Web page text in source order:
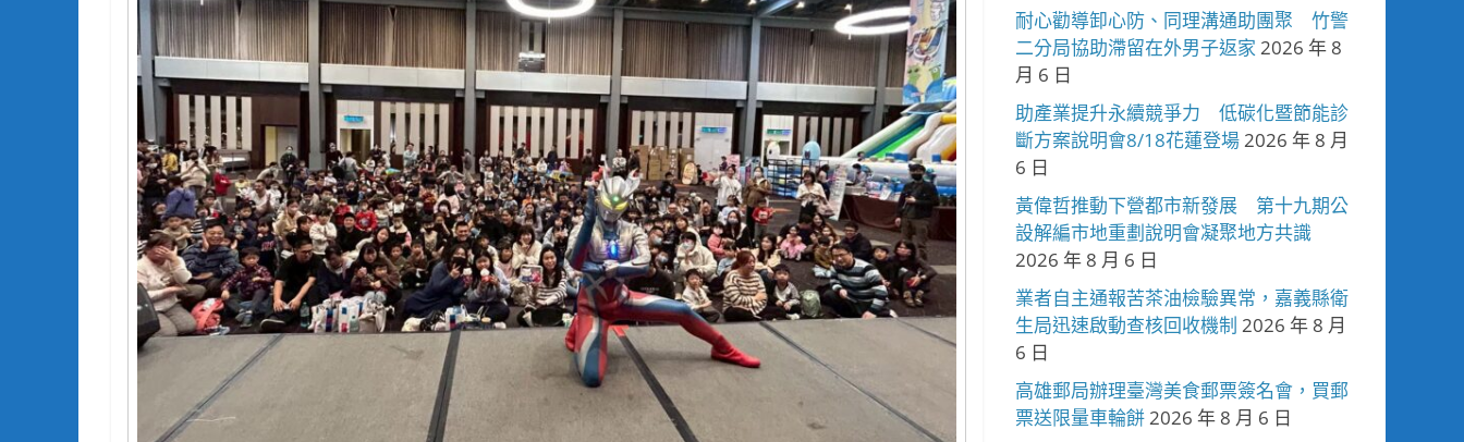
耐心勸導卸心防、同理溝通助團聚 竹警
二分局協助滯留在外男子返家 2026 年 8
月 6 日
助產業提升永續競爭力 低碳化暨節能診
斷方案說明會8/18花蓮登場2026 年 8 月
6 日
黃偉哲推動下營都市新發展 第十九期公
設解編市地重劃說明會凝聚地方共識
2026 年 8 月 6 日
業者自主通報苦茶油檢驗異常，嘉義縣衛
生局迅速啟動查核回收機制 2026 年 8 月
6 日
高雄郵局辦理臺灣美食郵票簽名會，買郵
票送限量車輪餅2026 年 8 月 6 日